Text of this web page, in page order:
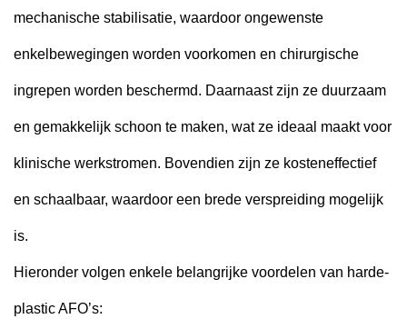
mechanische stabilisatie, waardoor ongewenste
enkelbewegingen worden voorkomen en chirurgische
ingrepen worden beschermd. Daarnaast zijn ze duurzaam
en gemakkelijk schoon te maken, wat ze ideaal maakt voor
klinische werkstromen. Bovendien zijn ze kosteneffectief
en schaalbaar, waardoor een brede verspreiding mogelijk
is.
Hieronder volgen enkele belangrijke voordelen van harde-
plastic AFO’s: